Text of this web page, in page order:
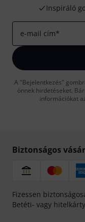
Inspiráló
e-mail cím*
A "Bejelentkezés"
önnek hirdetéseket.
információkat
Biztonságos
Fizessen
Betéti- vagy